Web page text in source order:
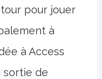
pour jouer
à
à Access
sortie de